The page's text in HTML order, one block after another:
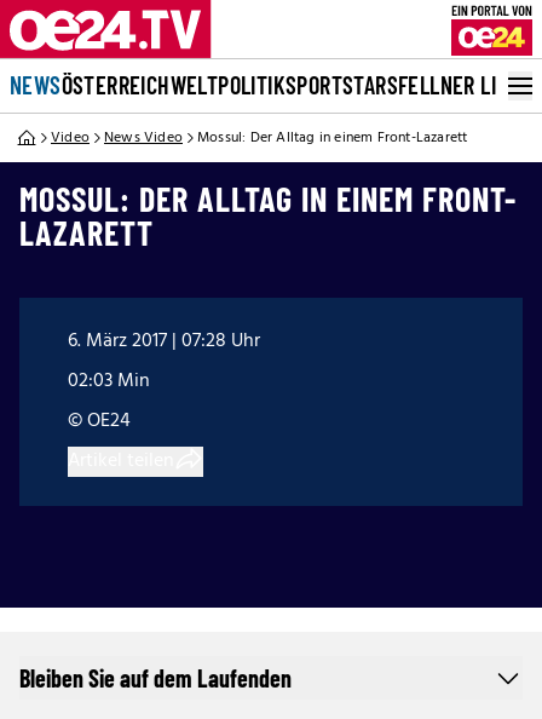
NEWSÖSTERREICHWELTPOLITIKSPORTSTARSFELLNER LIVE
Video News Video Mossul: Der Alltag in einem Front-Lazarett
MOSSUL: DER ALLTAG IN EINEM FRONT-
LAZARETT
6. März 2017 | 07:28 Uhr
02:03 Min
© OE24
Bleiben Sie auf dem Laufenden